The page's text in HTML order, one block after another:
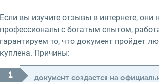
Если вы изучите отзывы в интернете,
профессионалы с богатым опытом,
гарантируем то, что документ пройдет
куплена. Причины:
документ создается на